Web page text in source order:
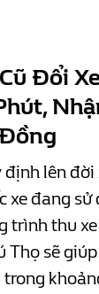
Đổi
định lên
xe đang sử
trình thu
Thọ sẽ